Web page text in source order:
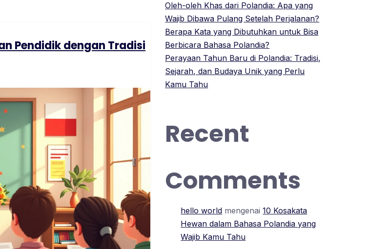
Pendidik dengan Tradisi
Oleh-oleh Khas dari Polandia: Apa yang
Wajib Dibawa Pulang Setelah Perjalanan?
Berapa Kata yang Dibutuhkan untuk Bisa
Berbicara Bahasa Polandia?
Perayaan Tahun Baru di Polandia: Tradisi,
Sejarah, dan Budaya Unik yang Perlu
Kamu Tahu
Recent
Comments
hello world mengenai10 Kosakata
Hewan dalam Bahasa Polandia yang
Wajib Kamu Tahu